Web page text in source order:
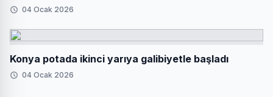
04 Ocak 2026
Konya potada ikinci yarıya galibiyetle başladı
04 Ocak 2026